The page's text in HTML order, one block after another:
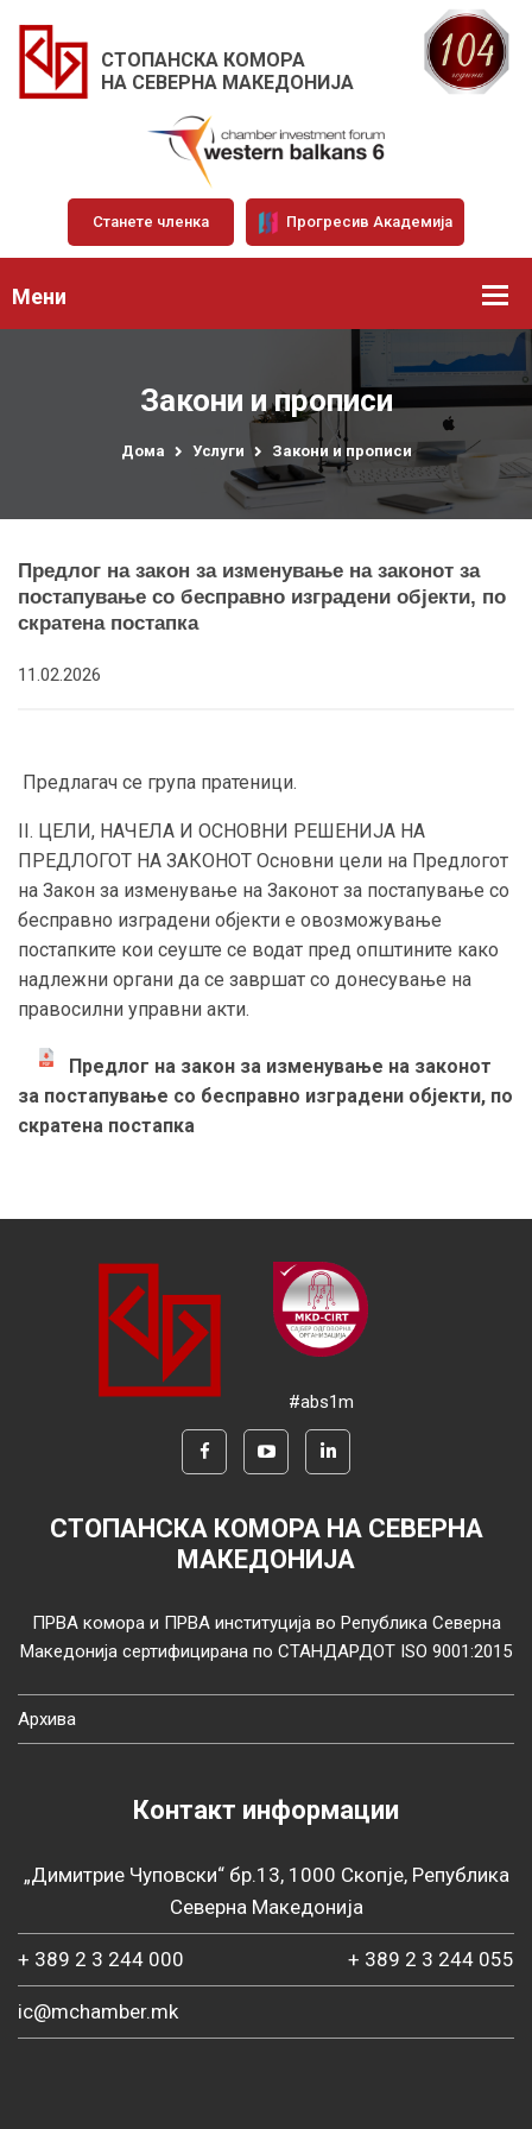
СТОПАНСКА КОМОРА
НА СЕВЕРНА МАКЕДОНИЈА
Станете членка Прогресив Академија
Мени
Закони и прописи
Дома Услуги Закони и прописи
Предлог на закон за изменување на законот за
постапување со бесправно изградени објекти, по
скратена постапка
11.02.2026
Предлагач се група пратеници.
II. ЦЕЛИ, НАЧЕЛА И ОСНОВНИ РЕШЕНИЈА НА
ПРЕДЛОГОТ НА ЗАКОНОТ Основни цели на Предлогот
на Закон за изменување на Законот за постапување со
бесправно изградени објекти е овозможување
постапките кои сеуште се водат пред општините како
надлежни органи да се завршат со донесување на
правосилни управни акти.
Предлог на закон за изменување на законот
за постапување со бесправно изградени објекти, по
скратена постапка
#abs1m
СТОПАНСКА КОМОРА НА СЕВЕРНА
МАКЕДОНИЈА
ПРВА комора и ПРВА институција во Република Северна
Македонија сертифицирана по СТАНДАРДОТ ISO 9001:2015
Архива
Контакт информации
„Димитрие Чуповски“ бр.13, 1000 Скопје, Република
Северна Македонија
+ 389 2 3 244 000 + 389 2 3 244 055
ic@mchamber.mk